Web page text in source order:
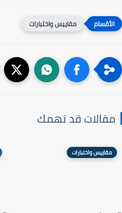
مقاييس واختبارات
مقالات قد تهمك
مقاييس واختبارات